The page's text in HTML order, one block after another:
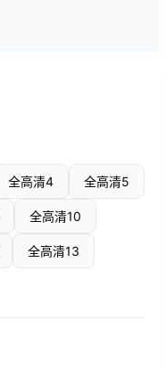
全高清4 全高清5
全高清10
全高清13